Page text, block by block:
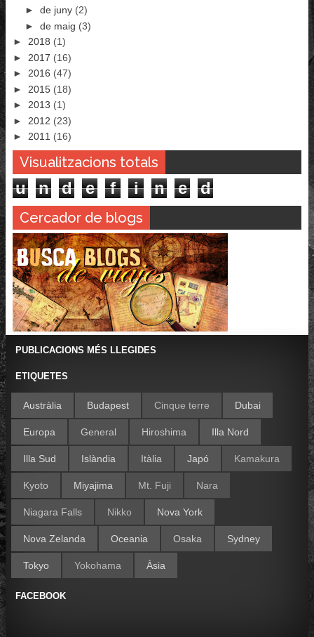
► de juny (2)
► de maig (3)
► 2018 (1)
► 2017 (16)
► 2016 (47)
► 2015 (18)
► 2013 (1)
► 2012 (23)
► 2011 (16)
Visualitzacions totals
u n d e f i n e d
Cercador de blogs
PUBLICACIONS MÉS LLEGIDES
ETIQUETES
Austràlia Budapest Cinque terre Dubai
Europa General Hiroshima Illa Nord
Illa Sud Islàndia Itàlia Japó Kamakura
Kyoto Miyajima Mt. Fuji Nara
Niagara Falls Nikko Nova York
Nova Zelanda Oceania Osaka Sydney
Tokyo Yokohama Àsia
FACEBOOK